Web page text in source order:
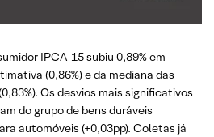
IPCA-15 subiu 0,89% em
(0,86%) e da mediana das
Os desvios mais significativos
do grupo de bens duráveis
automóveis (+0,03pp). Coletas já